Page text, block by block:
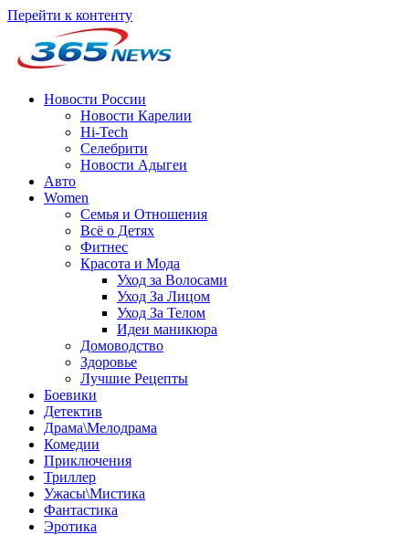
Перейти к контенту
Новости России
Новости Карелии
Hi-Tech
Селебрити
Новости Адыгеи
Авто
Women
Семья и Отношения
Всё о Детях
Фитнес
Красота и Мода
Уход за Волосами
Уход За Лицом
Уход За Телом
Идеи маникюра
Домоводство
Здоровье
Лучшие Рецепты
Боевики
Детектив
Драма\Мелодрама
Комедии
Приключения
Триллер
Ужасы\Мистика
Фантастика
Эротика